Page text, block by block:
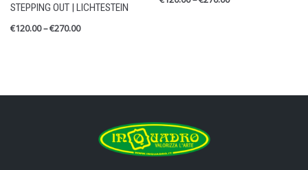
STEPPING OUT | LICHTESTEIN
€120.00–€270.00